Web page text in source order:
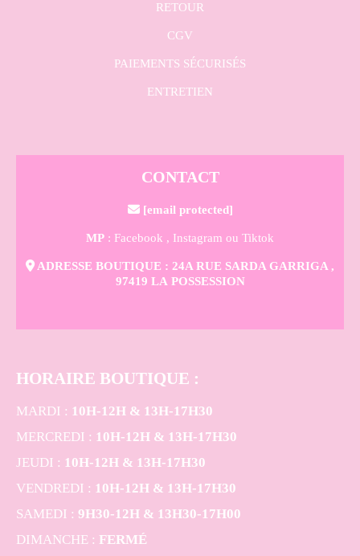
RETOUR
CGV
PAIEMENTS SÉCURISÉS
ENTRETIEN
CONTACT
 [email protected]
MP : Facebook , Instagram ou Tiktok
 ADRESSE BOUTIQUE : 24A RUE SARDA GARRIGA ,
97419 LA POSSESSION
HORAIRE BOUTIQUE :
MARDI : 10H-12H & 13H-17H30
MERCREDI : 10H-12H & 13H-17H30
JEUDI : 10H-12H & 13H-17H30
VENDREDI : 10H-12H & 13H-17H30
SAMEDI : 9H30-12H & 13H30-17H00
DIMANCHE : FERMÉ